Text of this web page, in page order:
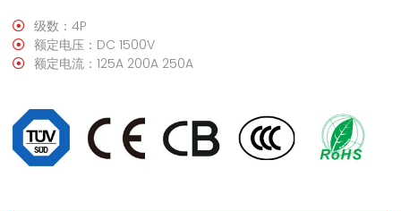
级数：4P
额定电压：DC 1500V
额定电流：125A 200A 250A